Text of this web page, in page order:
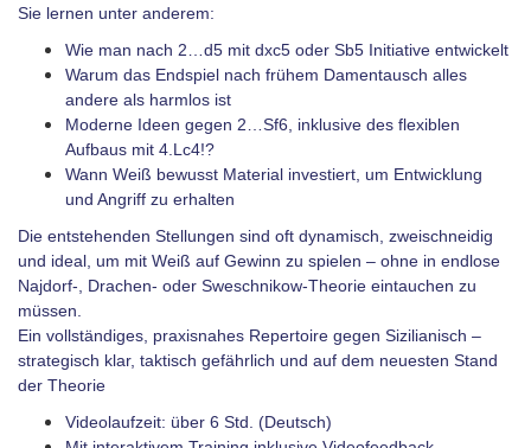
Sie lernen unter anderem:
Wie man nach 2…d5 mit dxc5 oder Sb5 Initiative entwickelt
Warum das Endspiel nach frühem Damentausch alles
andere als harmlos ist
Moderne Ideen gegen 2…Sf6, inklusive des flexiblen
Aufbaus mit 4.Lc4!?
Wann Weiß bewusst Material investiert, um Entwicklung
und Angriff zu erhalten
Die entstehenden Stellungen sind oft dynamisch, zweischneidig
und ideal, um mit Weiß auf Gewinn zu spielen – ohne in endlose
Najdorf-, Drachen- oder Sweschnikow-Theorie eintauchen zu
müssen.
Ein vollständiges, praxisnahes Repertoire gegen Sizilianisch –
strategisch klar, taktisch gefährlich und auf dem neuesten Stand
der Theorie
Videolaufzeit: über 6 Std. (Deutsch)